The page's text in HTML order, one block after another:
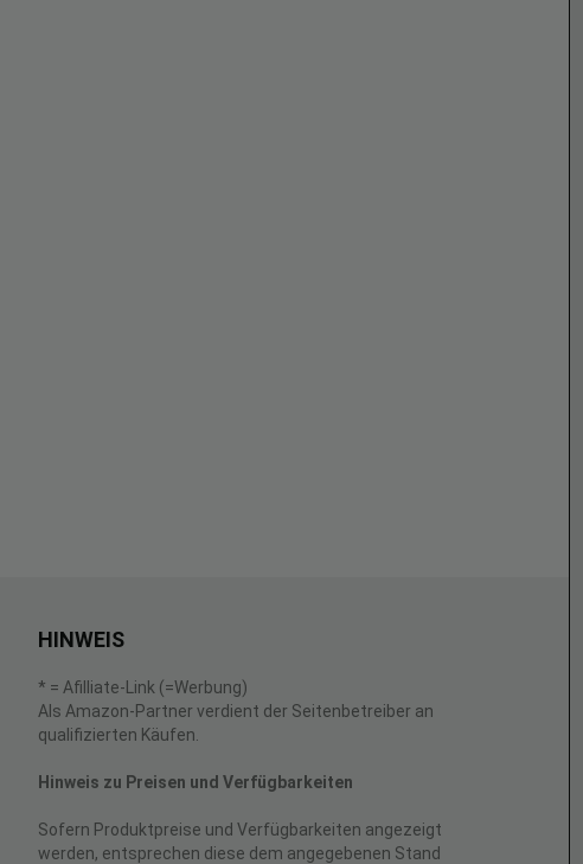
HINWEIS
* = Afilliate-Link (=Werbung)
Als Amazon-Partner verdient der Seitenbetreiber an
qualifizierten Käufen.
Hinweis zu Preisen und Verfügbarkeiten
Sofern Produktpreise und Verfügbarkeiten angezeigt
werden, entsprechen diese dem angegebenen Stand